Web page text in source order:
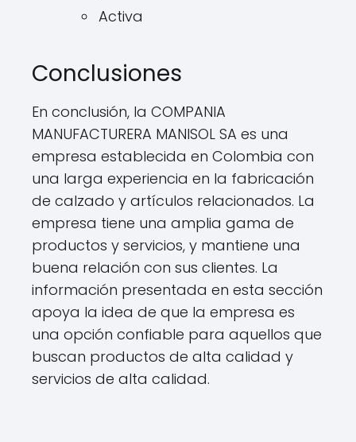
Activa
Conclusiones
En conclusión, la COMPANIA
MANUFACTURERA MANISOL SA es una
empresa establecida en Colombia con
una larga experiencia en la fabricación
de calzado y artículos relacionados. La
empresa tiene una amplia gama de
productos y servicios, y mantiene una
buena relación con sus clientes. La
información presentada en esta sección
apoya la idea de que la empresa es
una opción confiable para aquellos que
buscan productos de alta calidad y
servicios de alta calidad.